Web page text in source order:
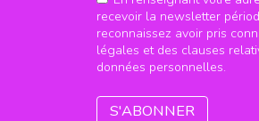
recevoir la newsletter
reconnaissez avoir pris
légales et des clauses
données personnelles.